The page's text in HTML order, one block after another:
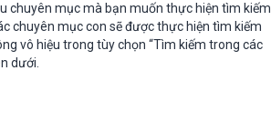
chuyên mục mà bạn muốn thực hiện tìm kiếm
chuyên mục con sẽ được thực hiện tìm kiếm
vô hiệu trong tùy chọn “Tìm kiếm trong các
dưới.